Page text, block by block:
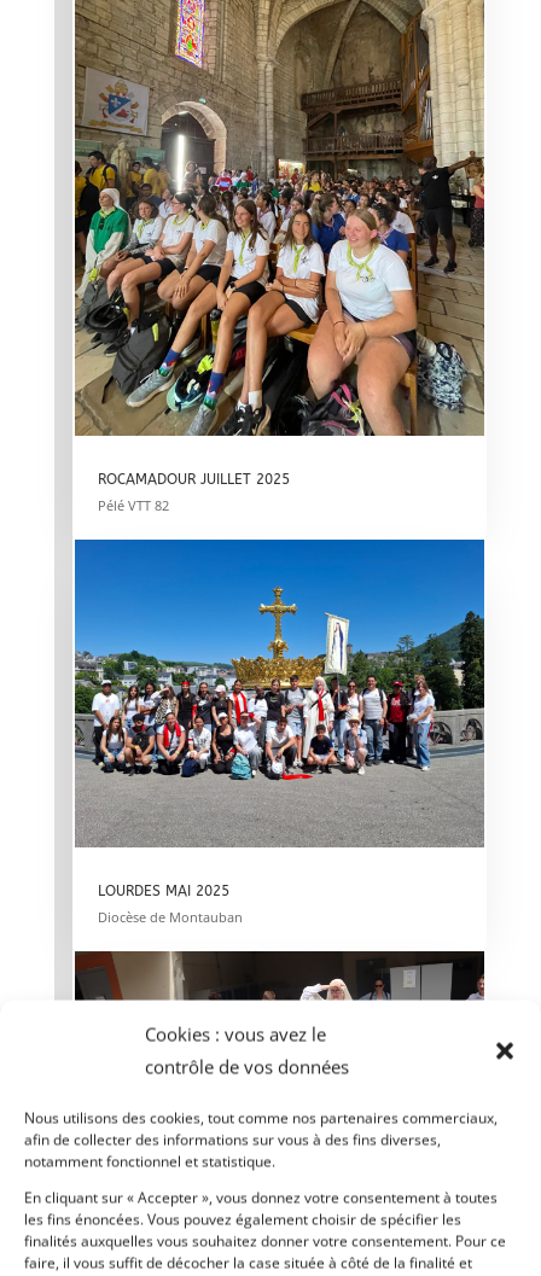
Cookies : vous avez le
contrôle de vos données
Nous utilisons des cookies, tout comme nos partenaires commerciaux,
afin de collecter des informations sur vous à des fins diverses,
notamment fonctionnel et statistique.
En cliquant sur « Accepter », vous donnez votre consentement à toutes
les fins énoncées. Vous pouvez également choisir de spécifier les
finalités auxquelles vous souhaitez donner votre consentement. Pour ce
faire, il vous suffit de décocher la case située à côté de la finalité et
ROCAMADOUR JUILLET 2025
Pélé VTT 82
LOURDES MAI 2025
Diocèse de Montauban
MOISSAC – MAI 2025
Retraite des sacrements